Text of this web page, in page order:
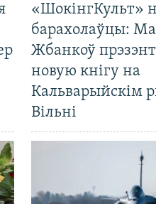
«ШокінгКульт»
барахолаўцы:
Жбанкоў
новую кнігу на
Кальварыйскім
Вільні